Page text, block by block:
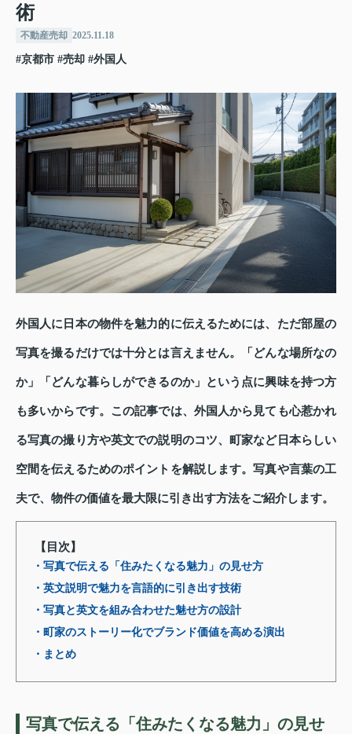
術
不動産売却 2025.11.18
#京都市 #売却 #外国人
外国人に日本の物件を魅力的に伝えるためには、ただ部屋の
写真を撮るだけでは十分とは言えません。「どんな場所なの
か」「どんな暮らしができるのか」という点に興味を持つ方
も多いからです。この記事では、外国人から見ても心惹かれ
る写真の撮り方や英文での説明のコツ、町家など日本らしい
空間を伝えるためのポイントを解説します。写真や言葉の工
夫で、物件の価値を最大限に引き出す方法をご紹介します。
【目次】
・写真で伝える「住みたくなる魅力」の見せ方
・英文説明で魅力を言語的に引き出す技術
・写真と英文を組み合わせた魅せ方の設計
・町家のストーリー化でブランド価値を高める演出
・まとめ
写真で伝える「住みたくなる魅力」の見せ